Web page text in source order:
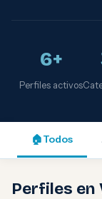
6+
Perfiles activos
🏠Todos
Perfiles en